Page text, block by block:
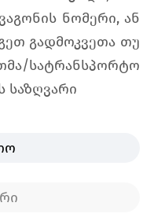
ნომრის
ნომერი, ან
გადმოკვეთა თუ
სატრანსპორტო
საზღვარი